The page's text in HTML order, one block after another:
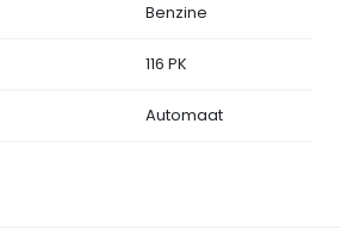
Benzine
116 PK
Automaat